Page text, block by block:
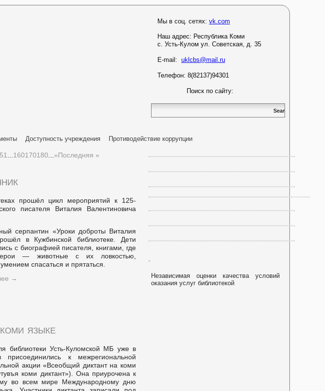
Мы в соц. сетях: vk.com
Наш адрес: Республика Коми
с. Усть-Кулом ул. Советская, д. 35
E-mail: uklcbs@mail.ru
Телефон: 8(82137)94301
Поиск по сайту:
Доступность учреждения Противодействие коррупции
160170180 »Последняя »
прошёл цикл мероприятий к 125-
писателя Виталия Валентиновича
серпантин «Уроки доброты Виталия
в Кужбинской библиотеке. Дети
с биографией писателя, книгами, где
— животные с их ловкостью,
спасаться и прятаться.
→
языке
библиотеки Усть-Куломской МБ уже в
присоединились к межрегиональной
акции «Всеобщий диктант на коми
коми диктант»). Она приурочена к
во всем мире Международному дню
Независимая оценки качества условий
оказания услуг библиотекой